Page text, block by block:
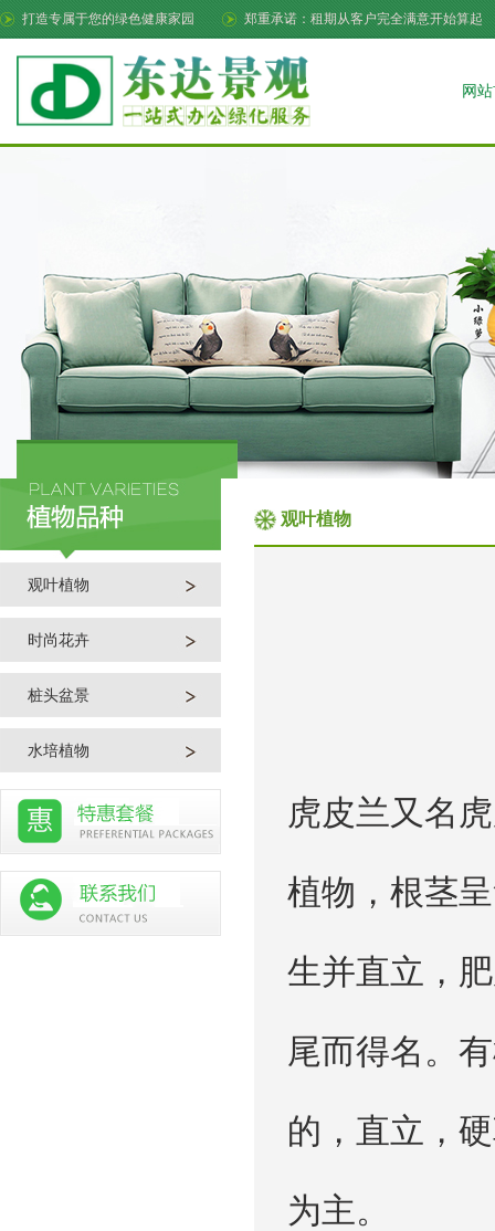
打造专属于您的绿色健康家园 郑重承诺：租期从客户完全满意开始算起
网
观叶植物
时尚花卉
桩头盆景
水培植物
观叶植物
虎皮兰又名
植物，根茎
生并直立，
尾而得名。
的，直立，
为主。